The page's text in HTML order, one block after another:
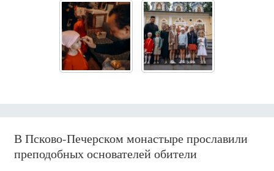
В Псково-Печерском монастыре прославили
преподобных основателей обители